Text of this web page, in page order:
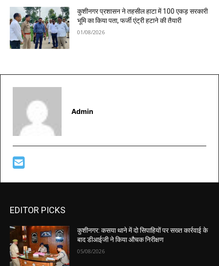
कुशीनगर प्रशासन ने तहसील हाटा में 100 एकड़ सरकारी
भूमि का किया पता, फर्जी एंट्री हटाने की तैयारी
01/08/2026
Admin
EDITOR PICKS
कुशीनगर: कसया थाने में दो सिपाहियों पर सख्त कार्रवाई के
बाद डीआईजी ने किया औचक निरीक्षण
05/08/2026